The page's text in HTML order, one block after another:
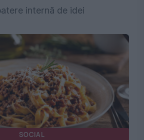
internă de idei
SOCIAL